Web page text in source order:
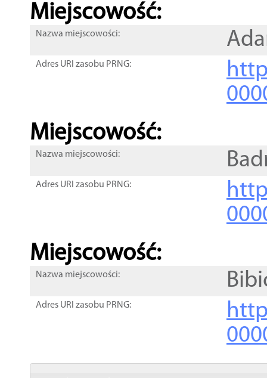
Miejscowość:
Nazwa miejscowości:
Adres URI zasobu PRNG:
Miejscowość:
Nazwa miejscowości:
Adres URI zasobu PRNG:
Miejscowość:
Nazwa miejscowości:
Adres URI zasobu PRNG: